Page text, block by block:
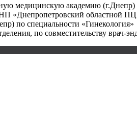
медицинскую академию (г.Днепр)
«Днепропетровский областной
по специальности «Гинекология»
по совместительству врач-